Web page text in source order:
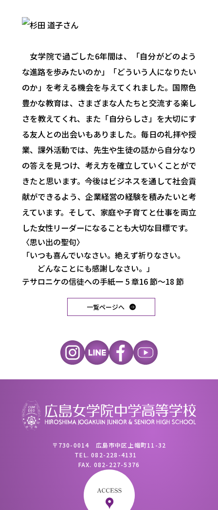
女学院で過ごした6年間は、「自分がどのよう
な進路を歩みたいのか」「どういう人になりたい
のか」を考える機会を与えてくれました。国際色
豊かな教育は、さまざまな人たちと交流する楽し
さを教えてくれ、また「自分らしさ」を大切にす
る友人との出会いもありました。毎日の礼拝や授
業、課外活動では、先生や生徒の話から自分なり
の答えを見つけ、考え方を確立していくことがで
きたと思います。今後はビジネスを通して社会貢
献ができるよう、企業経営の経験を積みたいと考
えています。そして、家庭や子育てと仕事を両立
した女性リーダーになることも大切な目標です。
〈思い出の聖句〉
「いつも喜んでいなさい。絶えず祈りなさい。
どんなことにも感謝しなさい。」
テサロニケの信徒への手紙一 5 章16 節～18 節
一覧ページへ
〒730-0014 広島市中区上幟町11-32
TEL.082-228-4131
FAX. 082-227-5376